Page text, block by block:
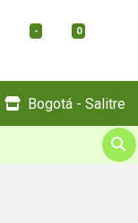
- 0
Bogotá - Salitre